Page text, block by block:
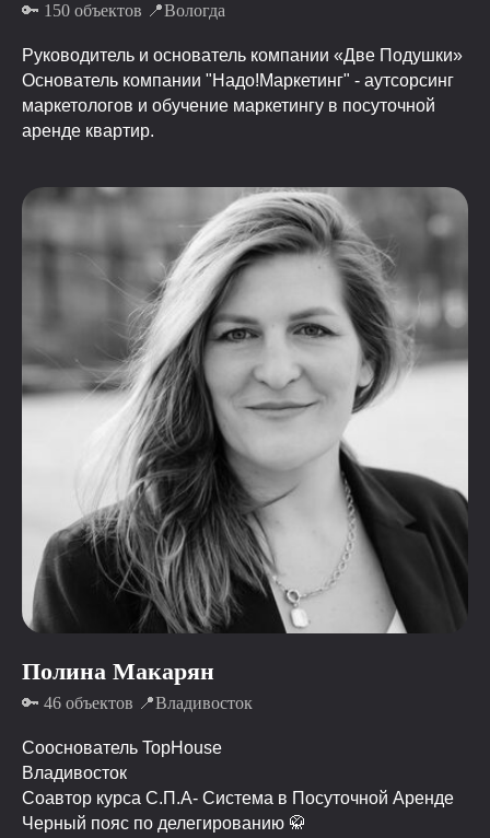
🔑 150 объектов 📍Вологда
Руководитель и основатель компании «Две Подушки»
Основатель компании "Надо!Маркетинг" - аутсорсинг
маркетологов и обучение маркетингу в посуточной
аренде квартир.
Полина Макарян
🔑 46 объектов 📍Владивосток
Сооснователь TopHouse
Владивосток
Соавтор курса С.П.А- Система в Посуточной Аренде
Черный пояс по делегированию 🥋